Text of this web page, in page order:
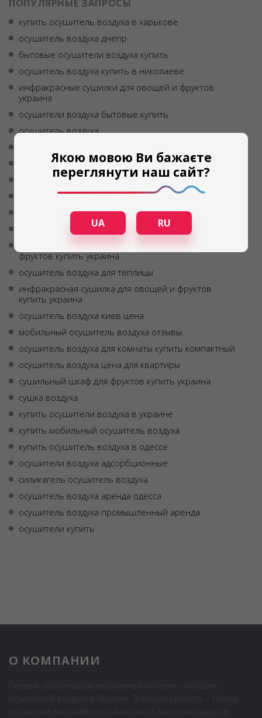
ПОПУЛЯРНЫЕ ЗАПРОСЫ
купить осушитель воздуха в харькове
осушитель воздуха днепр
бытовые осушители воздуха купить
осушитель воздуха купить в николаеве
инфракрасные сушилки для овощей и фруктов
украина
осушители воздуха бытовые купить
осушитель воздуха
сколько стоит осушитель воздуха
домашний осушитель воздуха
купить осушитель воздуха для дома
мобильный осушитель воздуха цена
осушитель воздуха купить в одессе
бытовая инфракрасная сушилка для овощей и
фруктов купить украина
осушитель воздуха для теплицы
инфракрасная сушилка для овощей и фруктов
купить украина
осушитель воздуха киев цена
мобильный осушитель воздуха отзывы
осушитель воздуха для комнаты купить компактный
осушитель воздуха цена для квартиры
сушильный шкаф для фруктов купить украина
сушка воздуха
купить осушители воздуха в украине
купить мобильный осушитель воздуха
купить осушитель воздуха в одессе
осушители воздуха адсорбционные
силикагель осушитель воздуха
осушитель воздуха аренда одесса
осушитель воздуха промышленный аренда
осушители купить
О КОМПАНИИ
Якою мовою Ви бажаєте
переглянути наш сайт?
UA RU